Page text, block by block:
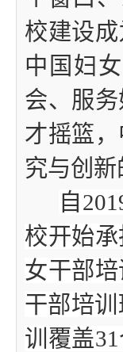
校建设
中国妇
会、服
才摇篮
究与创
自
校开始
女干部
干部培
训覆盖